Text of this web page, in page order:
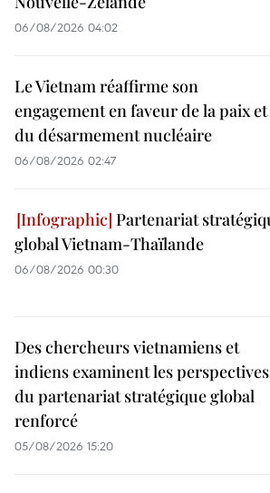
06/08/2026 04:02
Le Vietnam réaffirme son
engagement en faveur de la paix et
du désarmement nucléaire
06/08/2026 02:47
Partenariat
global Vietnam-Thaïlande
06/08/2026 00:30
Des chercheurs vietnamiens et
indiens examinent les perspectives
du partenariat stratégique global
renforcé
05/08/2026 15:20